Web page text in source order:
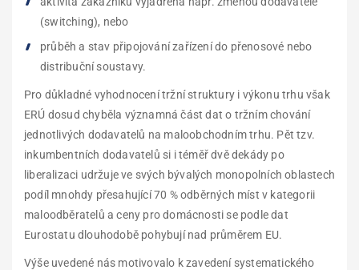
(switching), nebo
průběh a stav připojování zařízení do přenosové nebo
distribuční soustavy.
Pro důkladné vyhodnocení tržní struktury i výkonu trhu však
ERÚ dosud chyběla významná část dat o tržním chování
jednotlivých dodavatelů na maloobchodním trhu. Pět tzv.
inkumbentních dodavatelů si i téměř dvě dekády po
liberalizaci udržuje ve svých bývalých monopolních oblastech
podíl mnohdy přesahující 70 % odběrných míst v kategorii
maloodběratelů a ceny pro domácnosti se podle dat
Eurostatu dlouhodobě pohybují nad průměrem EU.
Výše uvedené nás motivovalo k zavedení systematického